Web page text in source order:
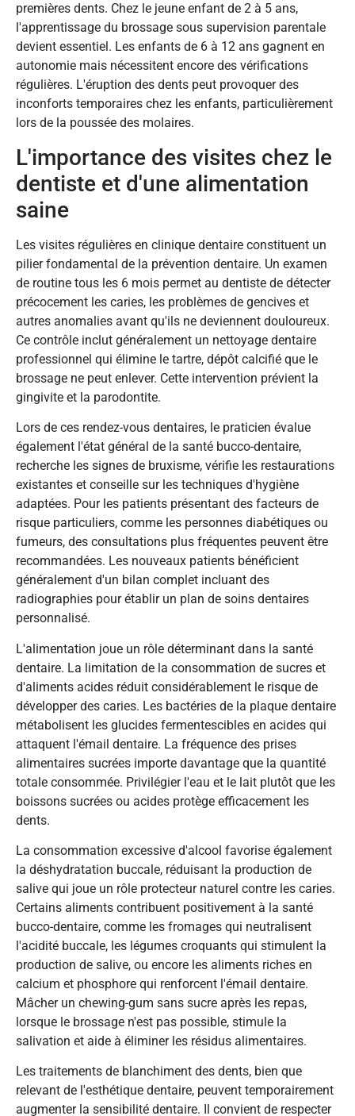
premières dents. Chez le jeune enfant de 2 à 5 ans,
l'apprentissage du brossage sous supervision parentale
devient essentiel. Les enfants de 6 à 12 ans gagnent en
autonomie mais nécessitent encore des vérifications
régulières. L'éruption des dents peut provoquer des
inconforts temporaires chez les enfants, particulièrement
lors de la poussée des molaires.
L'importance des visites chez le
dentiste et d'une alimentation
saine
Les visites régulières en clinique dentaire constituent un
pilier fondamental de la prévention dentaire. Un examen
de routine tous les 6 mois permet au dentiste de détecter
précocement les caries, les problèmes de gencives et
autres anomalies avant qu'ils ne deviennent douloureux.
Ce contrôle inclut généralement un nettoyage dentaire
professionnel qui élimine le tartre, dépôt calcifié que le
brossage ne peut enlever. Cette intervention prévient la
gingivite et la parodontite.
Lors de ces rendez-vous dentaires, le praticien évalue
également l'état général de la santé bucco-dentaire,
recherche les signes de bruxisme, vérifie les restaurations
existantes et conseille sur les techniques d'hygiène
adaptées. Pour les patients présentant des facteurs de
risque particuliers, comme les personnes diabétiques ou
fumeurs, des consultations plus fréquentes peuvent être
recommandées. Les nouveaux patients bénéficient
généralement d'un bilan complet incluant des
radiographies pour établir un plan de soins dentaires
personnalisé.
L'alimentation joue un rôle déterminant dans la santé
dentaire. La limitation de la consommation de sucres et
d'aliments acides réduit considérablement le risque de
développer des caries. Les bactéries de la plaque dentaire
métabolisent les glucides fermentescibles en acides qui
attaquent l'émail dentaire. La fréquence des prises
alimentaires sucrées importe davantage que la quantité
totale consommée. Privilégier l'eau et le lait plutôt que les
boissons sucrées ou acides protège efficacement les
dents.
La consommation excessive d'alcool favorise également
la déshydratation buccale, réduisant la production de
salive qui joue un rôle protecteur naturel contre les caries.
Certains aliments contribuent positivement à la santé
bucco-dentaire, comme les fromages qui neutralisent
l'acidité buccale, les légumes croquants qui stimulent la
production de salive, ou encore les aliments riches en
calcium et phosphore qui renforcent l'émail dentaire.
Mâcher un chewing-gum sans sucre après les repas,
lorsque le brossage n'est pas possible, stimule la
salivation et aide à éliminer les résidus alimentaires.
Les traitements de blanchiment des dents, bien que
relevant de l'esthétique dentaire, peuvent temporairement
augmenter la sensibilité dentaire. Il convient de respecter